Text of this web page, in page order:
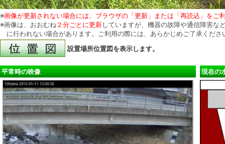
※画像が更新されない場合には、ブラウザの「更新」または「再読込」をご
※画像は、おおむね ２分ごとに更新していますが、機器の故障や通信障害な
に行われない場合があります。ご利用の際には、あらかじめご了承くださ
設置場所位置図を表示します。
平常時の映像 現在の